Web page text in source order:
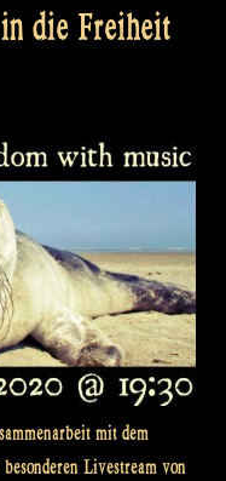
die Freiheit
mit dem
Livestream von